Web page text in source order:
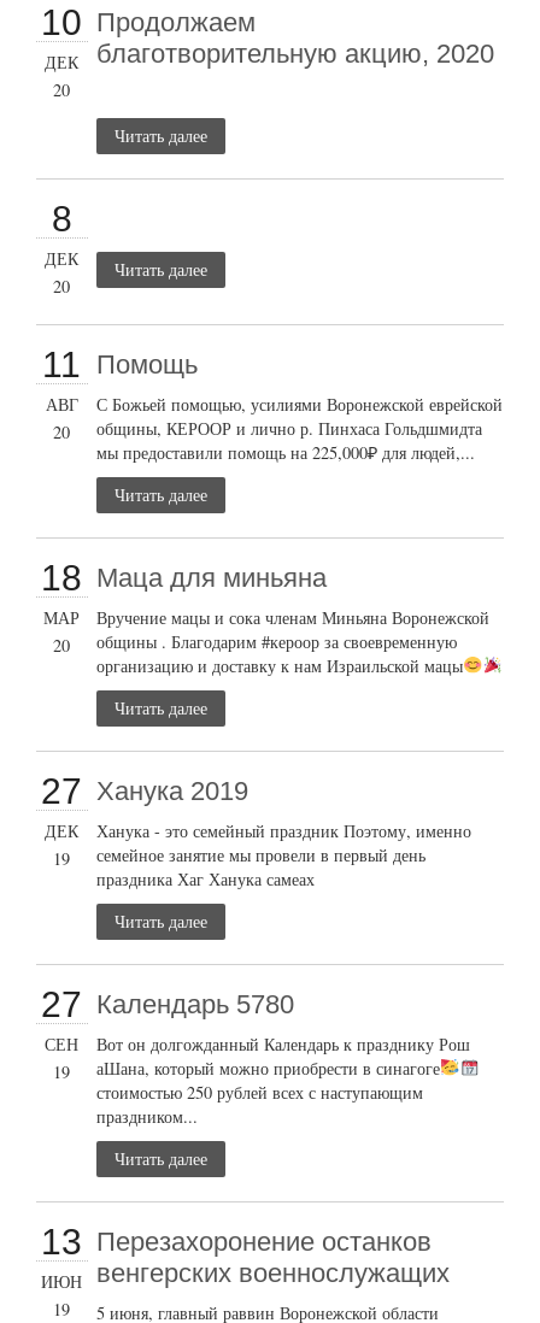
10
ДЕК
20
Продолжаем
благотворительную акцию, 2020
Читать далее
8
ДЕК
20
Читать далее
11
АВГ
20
Помощь
С Божьей помощью, усилиями Воронежской еврейской
общины, КЕРООР и лично р. Пинхаса Гольдшмидта
мы предоставили помощь на 225,000₽ для людей,...
Читать далее
18
МАР
20
Маца для миньяна
Вручение мацы и сока членам Миньяна Воронежской
общины . Благодарим #кероор за своевременную
организацию и доставку к нам Израильской мацы
Читать далее
27
ДЕК
19
Ханука 2019
Ханука - это семейный праздник Поэтому, именно
семейное занятие мы провели в первый день
праздника Хаг Ханука самеах
Читать далее
27
СЕН
19
Календарь 5780
Вот он долгожданный Календарь к празднику Рош
аШана, который можно приобрести в синагоге
стоимостью 250 рублей всех с наступающим
праздником...
Читать далее
13
ИЮН
19
Перезахоронение останков
венгерских военнослужащих
5 июня, главный раввин Воронежской области